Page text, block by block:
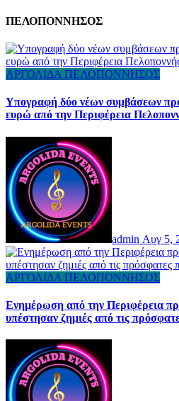
ΠΕΛΟΠΟΝΝΗΣΟΣ
ΑΡΓΟΛΙΔΑ ΠΕΛΟΠΟΝΝΗΣΟΣ
Υπογραφή δύο νέων συμβάσεων
ευρώ από την Περιφέρεια
admin Αυγ 5,
ΑΡΓΟΛΙΔΑ ΠΕΛΟΠΟΝΝΗΣΟΣ
Ενημέρωση από την Περιφέρεια
υπέστησαν ζημιές από τις